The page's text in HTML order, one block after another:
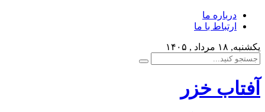
درباره ما
ارتباط با ما
یکشنبه, ۱۸ مرداد , ۱۴۰۵
آفتاب خزر